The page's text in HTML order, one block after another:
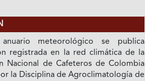
meteorológico se publica
registrada en la red climática de la
Nacional de Cafeteros de Colombia
la Disciplina de Agroclimatología de